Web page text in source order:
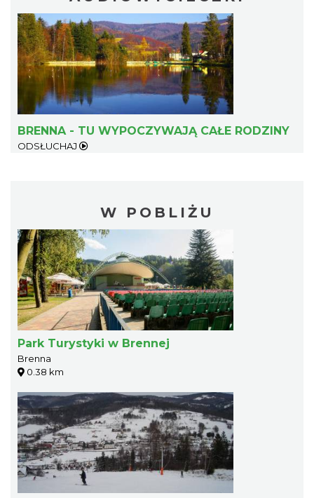
BRENNA - TU WYPOCZYWAJĄ CAŁE RODZINY
ODSŁUCHAJ
W POBLIŻU
Park Turystyki w Brennej
Brenna
0.38 km